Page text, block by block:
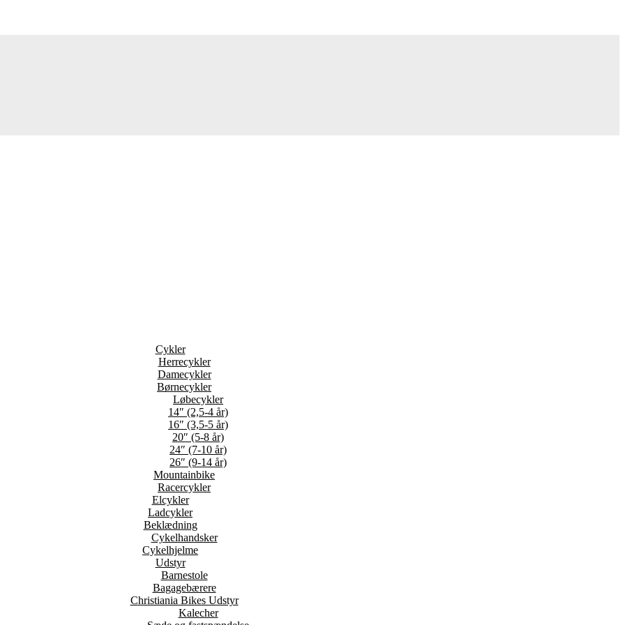
Cykler
Herrecykler
Damecykler
Børnecykler
Løbecykler
14″ (2,5-4 år)
16″ (3,5-5 år)
20″ (5-8 år)
24″ (7-10 år)
26″ (9-14 år)
Mountainbike
Racercykler
Elcykler
Ladcykler
Beklædning
Cykelhandsker
Cykelhjelme
Udstyr
Barnestole
Bagagebærere
Christiania Bikes Udstyr
Kalecher